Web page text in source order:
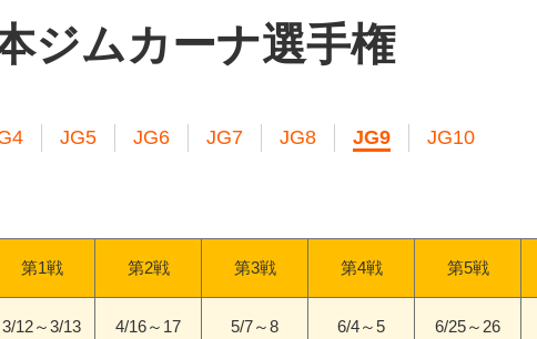
ジムカーナ選手権
JG5 JG6 JG7 JG8 JG9 JG10
第1戦 第2戦 第3戦 第4戦 第5戦
3/12～3/13
4/16～17 5/7～8 6/4～5 6/25～26